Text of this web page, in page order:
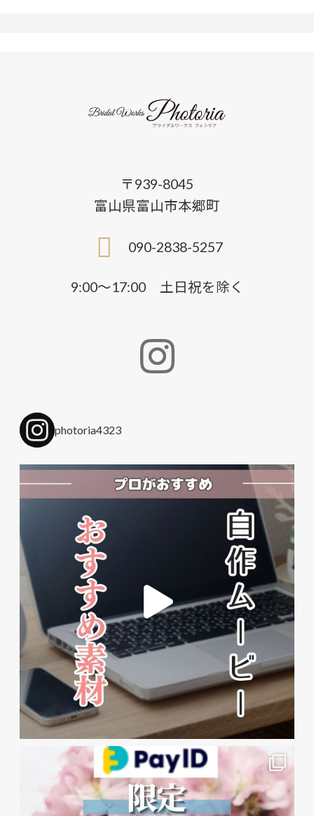
〒939-8045
富山県富山市本郷町
090-2838-5257
9:00〜17:00 土日祝を除く
photoria4323